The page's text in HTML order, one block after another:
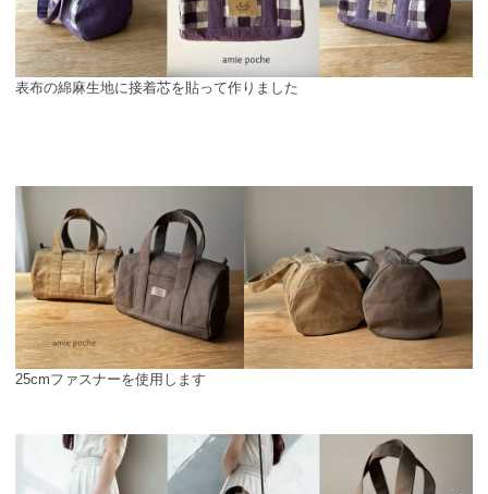
表布の綿麻生地に接着芯を貼って作りました
25cmファスナーを使用します